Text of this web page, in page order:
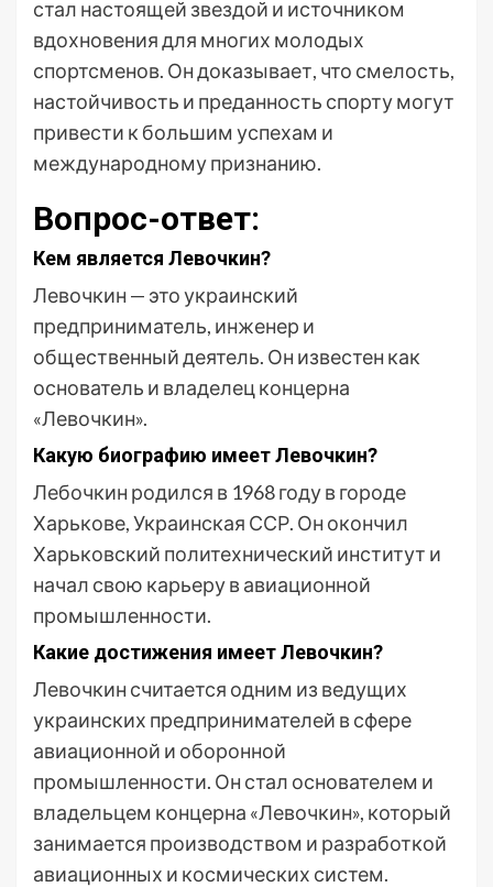
стал настоящей звездой и источником
вдохновения для многих молодых
спортсменов. Он доказывает, что смелость,
настойчивость и преданность спорту могут
привести к большим успехам и
международному признанию.
Вопрос-ответ:
Кем является Левочкин?
Левочкин — это украинский
предприниматель, инженер и
общественный деятель. Он известен как
основатель и владелец концерна
«Левочкин».
Какую биографию имеет Левочкин?
Лебочкин родился в 1968 году в городе
Харькове, Украинская ССР. Он окончил
Харьковский политехнический институт и
начал свою карьеру в авиационной
промышленности.
Какие достижения имеет Левочкин?
Левочкин считается одним из ведущих
украинских предпринимателей в сфере
авиационной и оборонной
промышленности. Он стал основателем и
владельцем концерна «Левочкин», который
занимается производством и разработкой
авиационных и космических систем.